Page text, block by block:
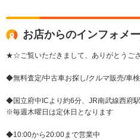
お店からのインフォメ
★☆ご覧いただきまして、ありがとうご
◆無料査定/中古車お探し/クルマ販売/車検
◆国立府中ICより約6分、JR南武線西府
※毎週木曜日は定休日となります
◆10:00から20:00まで営業中